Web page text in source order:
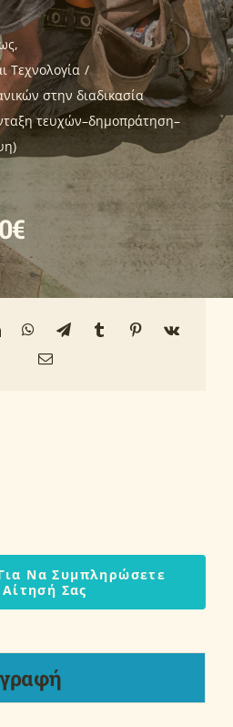
Τεχνολογία
στην διαδικασία
τευχών–δημοπράτηση–
Να Συμπληρώσετε
Σας